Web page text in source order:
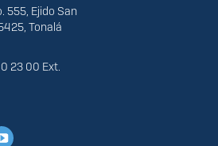
555, Ejido San
Tonalá
23 00 Ext.